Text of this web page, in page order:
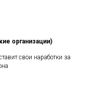
организации)
свои наработки за